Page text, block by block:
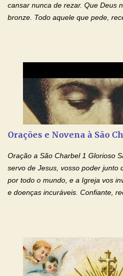
cansar nunca de rezar. Que Deus
bronze. Todo aquele que pede,
mim o teu fervor, a tua sabedoria
ajudando-me e eu me esforçarei
Glória… Amável protetor meu, o
e entediante para mim. Tu podes
agradável. Espera somente meu
esforço maior em meus estudos e
santidade. Glória… Deus, que
Filho, que foi crucificado, permite
de te...
Orações e Novena à São
Oração a São Charbel 1 Glorioso
servo de Jesus, vosso poder junto
por todo o mundo, e a Igreja vos
e doenças incuráveis. Confiante,
Queremos sempre lembrar-nos
e invocar-vos como nosso
bem de nossas almas. São